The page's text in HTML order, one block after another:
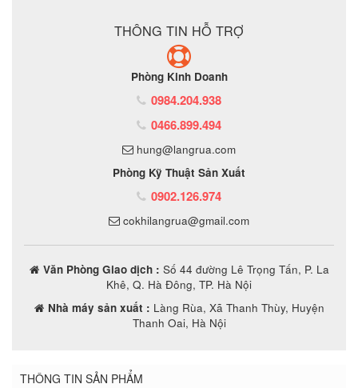
THÔNG TIN HỖ TRỢ
Phòng Kinh Doanh
0984.204.938
0466.899.494
hung@langrua.com
Phòng Kỹ Thuật Sản Xuất
0902.126.974
cokhilangrua@gmail.com
Văn Phòng Giao dịch : Số 44 đường Lê Trọng Tấn, P. La
Khê, Q. Hà Đông, TP. Hà Nội
Nhà máy sản xuất : Làng Rùa, Xã Thanh Thùy, Huyện
Thanh Oai, Hà Nội
THÔNG TIN SẢN PHẨM